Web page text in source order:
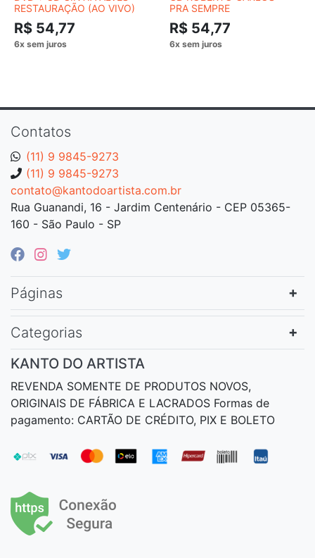
RESTAURAÇÃO (AO VIVO)
R$ 54,77
PRA SEMPRE
R$ 54,77
Contatos
(11) 9 9845-9273
(11) 9 9845-9273
contato@kantodoartista.com.br
Rua Guanandi, 16 - Jardim Centenário - CEP 05365-
160 - São Paulo - SP
Páginas
Categorias
KANTO DO ARTISTA
REVENDA SOMENTE DE PRODUTOS NOVOS,
ORIGINAIS DE FÁBRICA E LACRADOS Formas de
pagamento: CARTÃO DE CRÉDITO, PIX E BOLETO